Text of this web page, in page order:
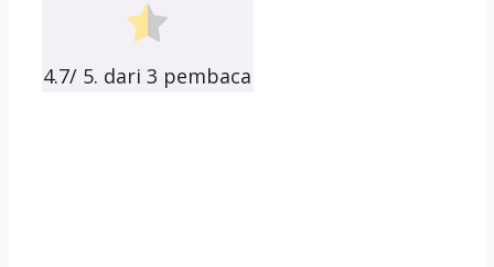
4.7/ 5. dari3 pembaca